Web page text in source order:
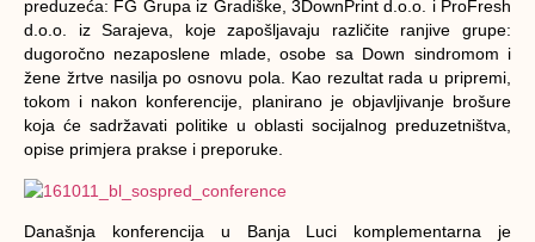
preduzeća: FG Grupa iz Gradiške, 3DownPrint d.o.o. i ProFresh
d.o.o. iz Sarajeva, koje zapošljavaju različite ranjive grupe:
dugoročno nezaposlene mlade, osobe sa Down sindromom i
žene žrtve nasilja po osnovu pola. Kao rezultat rada u pripremi,
tokom i nakon konferencije, planirano je objavljivanje brošure
koja će sadržavati politike u oblasti socijalnog preduzetništva,
opise primjera prakse i preporuke.
Današnja konferencija u Banja Luci komplementarna je